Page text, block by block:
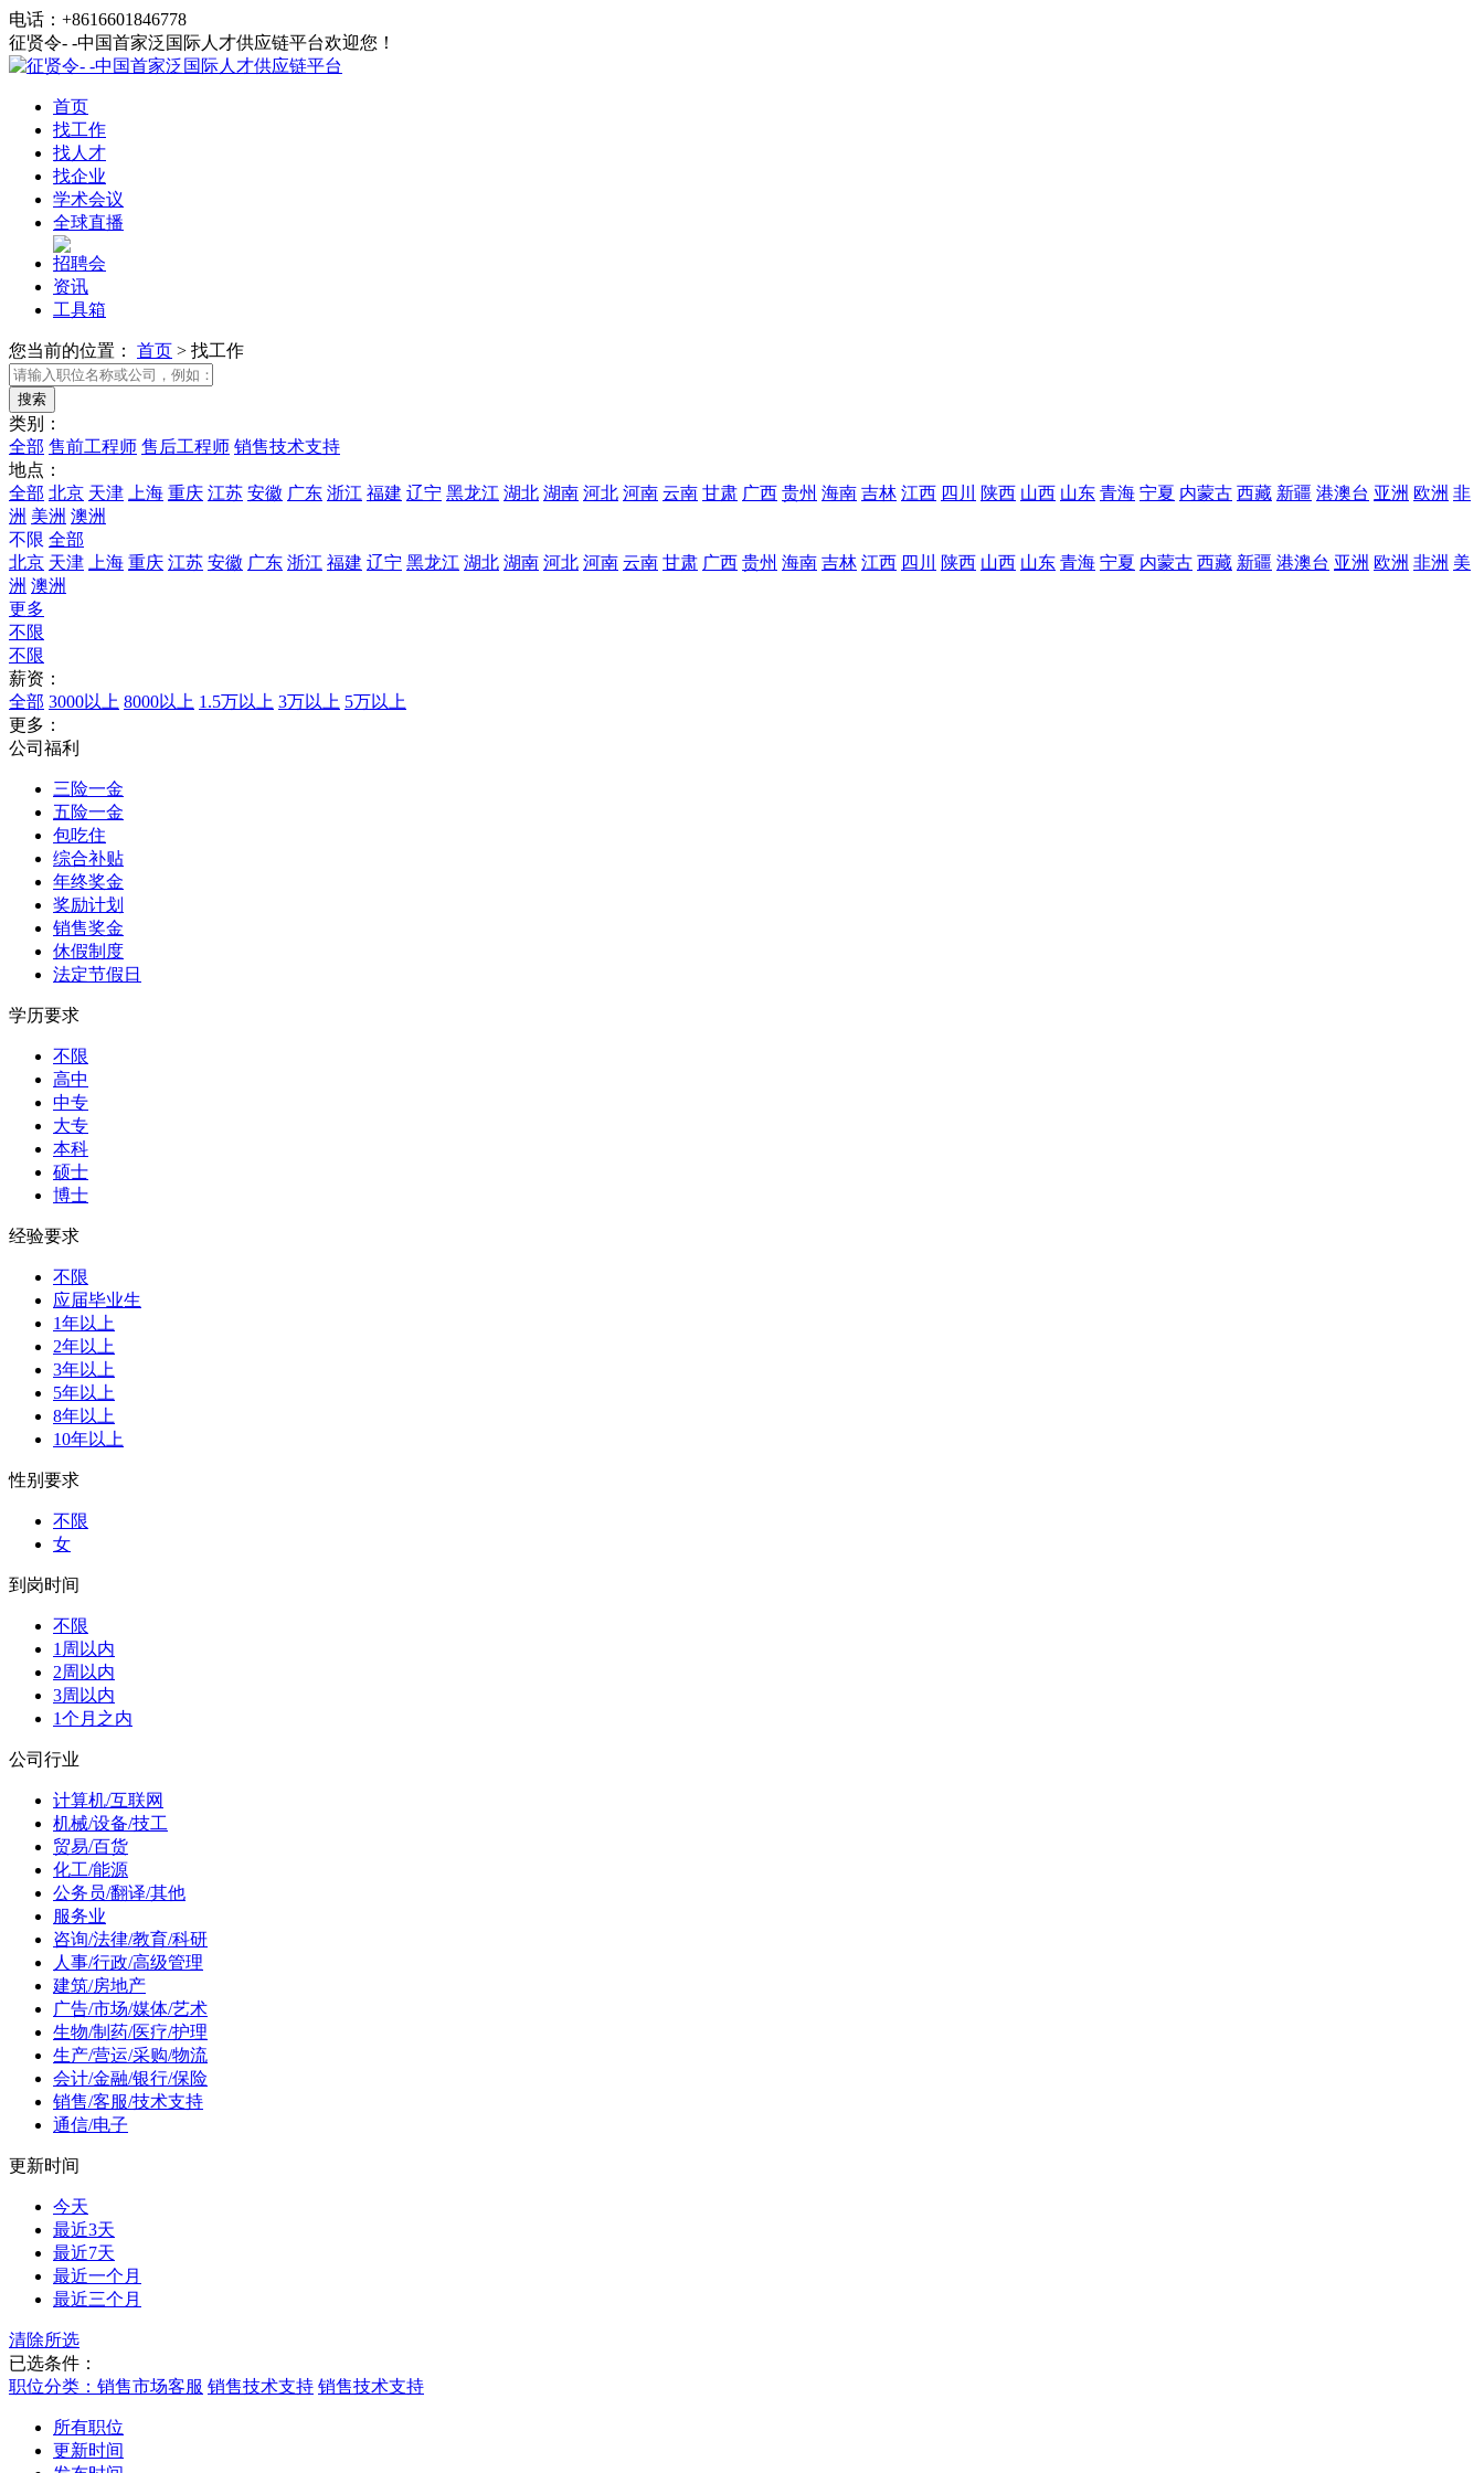
电话：+8616601846778
征贤令- -中国首家泛国际人才供应链平台欢迎您！
首页
找工作
找人才
找企业
学术会议
全球直播
招聘会
资讯
工具箱
您当前的位置： 首页 > 找工作
类别：
全部 售前工程师 售后工程师 销售技术支持
地点：
全部 北京 天津 上海 重庆 江苏 安徽 广东 浙江 福建 辽宁 黑龙江 湖北 湖南 河北 河南 云南 甘肃 广西 贵州 海南 吉林 江西 四川 陕西 山西 山东 青海 宁夏 内蒙古 西藏 新疆 港澳台 亚洲 欧洲 非
洲 美洲 澳洲
不限 全部
北京 天津 上海 重庆 江苏 安徽 广东 浙江 福建 辽宁 黑龙江 湖北 湖南 河北 河南 云南 甘肃 广西 贵州 海南 吉林 江西 四川 陕西 山西 山东 青海 宁夏 内蒙古 西藏 新疆 港澳台 亚洲 欧洲 非洲 美
洲 澳洲
更多
不限
不限
薪资：
全部 3000以上 8000以上 1.5万以上 3万以上 5万以上
更多：
公司福利
三险一金
五险一金
包吃住
综合补贴
年终奖金
奖励计划
销售奖金
休假制度
法定节假日
学历要求
不限
高中
中专
大专
本科
硕士
博士
经验要求
不限
应届毕业生
1年以上
2年以上
3年以上
5年以上
8年以上
10年以上
性别要求
不限
女
到岗时间
不限
1周以内
2周以内
3周以内
1个月之内
公司行业
计算机/互联网
机械/设备/技工
贸易/百货
化工/能源
公务员/翻译/其他
服务业
咨询/法律/教育/科研
人事/行政/高级管理
建筑/房地产
广告/市场/媒体/艺术
生物/制药/医疗/护理
生产/营运/采购/物流
会计/金融/银行/保险
销售/客服/技术支持
通信/电子
更新时间
今天
最近3天
最近7天
最近一个月
最近三个月
清除所选
已选条件：
职位分类：销售市场客服 销售技术支持 销售技术支持
所有职位
更新时间